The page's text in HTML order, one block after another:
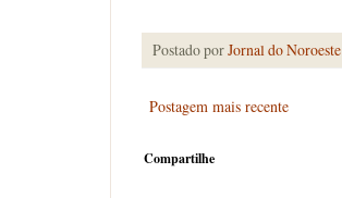
Postado porJornal do Noroeste
Postagem mais recente
Compartilhe